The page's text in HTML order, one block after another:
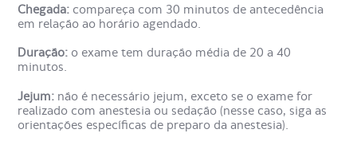
maca, que é movida para dentro do aparelho de
ressonância magnética.
O paciente deve permanecer imóvel durante esse tempo
para garantir a qualidade das imagens. Em alguns casos,
visualização das estruturas internas.
Chegada: compareça com 30 minutos de antecedência
em relação ao horário agendado.
Duração: o exame tem duração média de 20 a 40
minutos.
Jejum: não é necessário jejum, exceto se o exame for
realizado com anestesia ou sedação (nesse caso, siga as
orientações específicas de preparo da anestesia).